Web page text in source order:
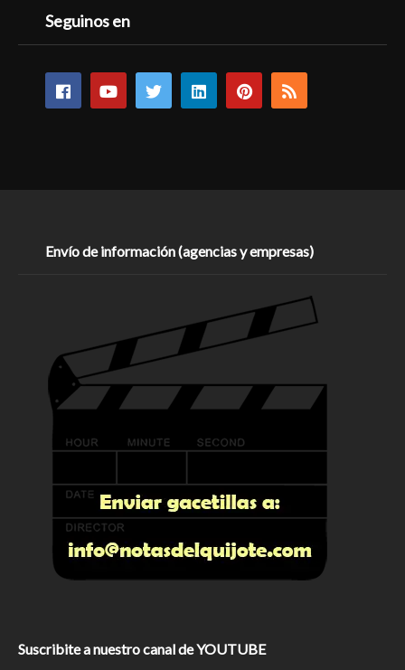
Seguinos en
Envío de información (agencias y empresas)
Suscribite a nuestro canal de YOUTUBE